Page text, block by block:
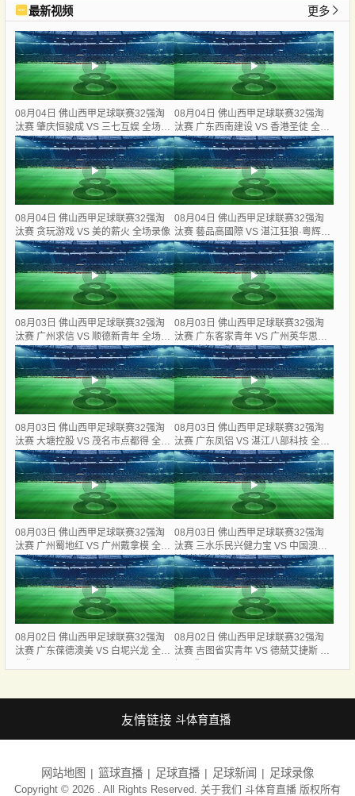
最新视频 更多
08月04日 佛山西甲足球联赛32强淘
汰赛 肇庆恒骏成 VS 三七互娱 全场录
像
08月04日 佛山西甲足球联赛32强淘
汰赛 广东西南建设 VS 香港圣徒 全场
录像
08月04日 佛山西甲足球联赛32强淘
汰赛 贪玩游戏 VS 美的薪火 全场录像
08月04日 佛山西甲足球联赛32强淘
汰赛 藝品高國際 VS 湛江狂狼·粵辉能
源 全场录像
08月03日 佛山西甲足球联赛32强淘
汰赛 广州求信 VS 顺德新青年 全场录
像
08月03日 佛山西甲足球联赛32强淘
汰赛 广东客家青年 VS 广州英华思力
U17 全场录像
08月03日 佛山西甲足球联赛32强淘
汰赛 大塘控股 VS 茂名市点都得 全场
录像
08月03日 佛山西甲足球联赛32强淘
汰赛 广东凤铝 VS 湛江八部科技 全场
录像
08月03日 佛山西甲足球联赛32强淘
汰赛 广州蜀地红 VS 广州戴拿模 全场
录像
08月03日 佛山西甲足球联赛32强淘
汰赛 三水乐民兴健力宝 VS 中国澳门
澳科精英 全场录像
08月02日 佛山西甲足球联赛32强淘
汰赛 广东葆德澳美 VS 白坭兴龙 全场
08月02日 佛山西甲足球联赛32强淘
汰赛 吉图省实青年 VS 德兢艾捷斯 全
友情链接 斗体育直播
网站地图 篮球直播 足球直播 足球新闻 足球录像
Copyright © 2026 . All Rights Reserved. 关于我们 斗体育直播 版权所有